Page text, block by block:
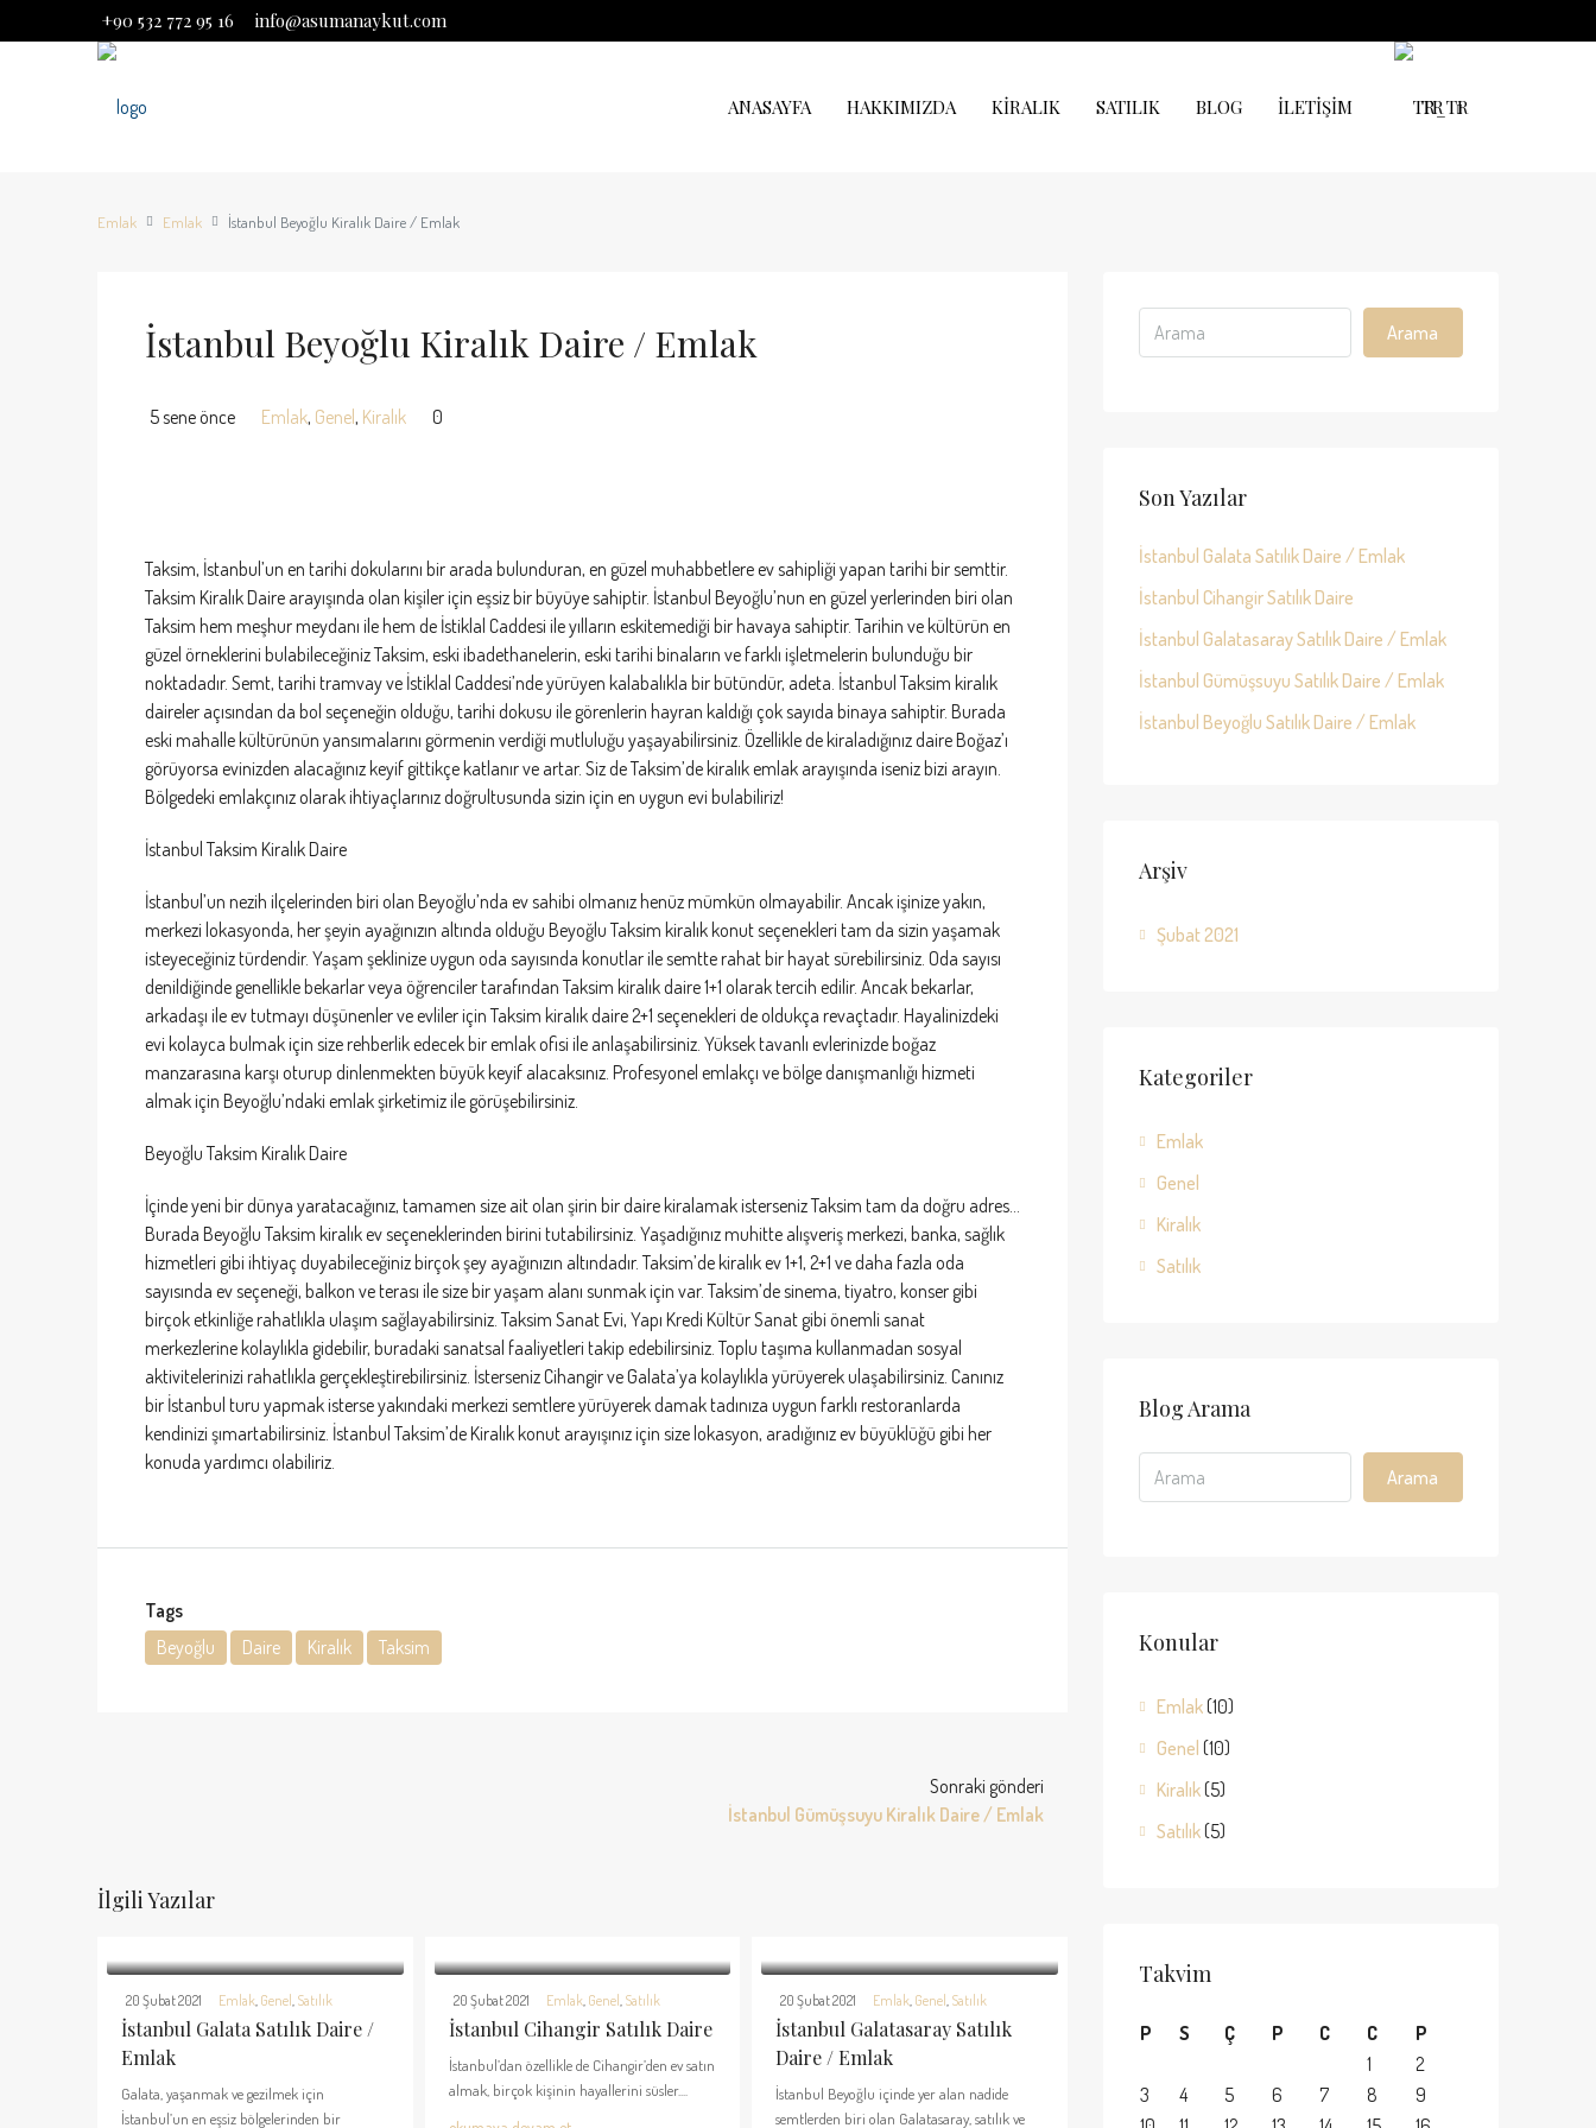
+90 532 772 95 16 info@asumanaykut.com
ANASAYFA HAKKIMIZDA KIRALIK SATILIK BLOG İLETIŞIM TR
Emlak Emlak İstanbul Beyoğlu Kiralık Daire / Emlak
İstanbul Beyoğlu Kiralık Daire / Emlak
5 sene önce Emlak, Genel, Kiralık 0
Taksim, İstanbul’un en tarihi dokularını bir arada bulunduran, en güzel muhabbetlere ev sahipliği yapan tarihi bir semttir.
Taksim Kiralık Daire arayışında olan kişiler için eşsiz bir büyüye sahiptir. İstanbul Beyoğlu’nun en güzel yerlerinden biri olan
Taksim hem meşhur meydanı ile hem de İstiklal Caddesi ile yılların eskitemediği bir havaya sahiptir. Tarihin ve kültürün en
güzel örneklerini bulabileceğiniz Taksim, eski ibadethanelerin, eski tarihi binaların ve farklı işletmelerin bulunduğu bir
noktadadır. Semt, tarihi tramvay ve İstiklal Caddesi’nde yürüyen kalabalıkla bir bütündür, adeta. İstanbul Taksim kiralık
daireler açısından da bol seçeneğin olduğu, tarihi dokusu ile görenlerin hayran kaldığı çok sayıda binaya sahiptir. Burada
eski mahalle kültürünün yansımalarını görmenin verdiği mutluluğu yaşayabilirsiniz. Özellikle de kiraladığınız daire Boğaz’ı
görüyorsa evinizden alacağınız keyif gittikçe katlanır ve artar. Siz de Taksim’de kiralık emlak arayışında iseniz bizi arayın.
Bölgedeki emlakçınız olarak ihtiyaçlarınız doğrultusunda sizin için en uygun evi bulabiliriz!
İstanbul Taksim Kiralık Daire
İstanbul’un nezih ilçelerinden biri olan Beyoğlu’nda ev sahibi olmanız henüz mümkün olmayabilir. Ancak işinize yakın,
merkezi lokasyonda, her şeyin ayağınızın altında olduğu Beyoğlu Taksim kiralık konut seçenekleri tam da sizin yaşamak
isteyeceğiniz türdendir. Yaşam şeklinize uygun oda sayısında konutlar ile semtte rahat bir hayat sürebilirsiniz. Oda sayısı
denildiğinde genellikle bekarlar veya öğrenciler tarafından Taksim kiralık daire 1+1 olarak tercih edilir. Ancak bekarlar,
arkadaşı ile ev tutmayı düşünenler ve evliler için Taksim kiralık daire 2+1 seçenekleri de oldukça revaçtadır. Hayalinizdeki
evi kolayca bulmak için size rehberlik edecek bir emlak ofisi ile anlaşabilirsiniz. Yüksek tavanlı evlerinizde boğaz
manzarasına karşı oturup dinlenmekten büyük keyif alacaksınız. Profesyonel emlakçı ve bölge danışmanlığı hizmeti
almak için Beyoğlu’ndaki emlak şirketimiz ile görüşebilirsiniz.
Beyoğlu Taksim Kiralık Daire
İçinde yeni bir dünya yaratacağınız, tamamen size ait olan şirin bir daire kiralamak isterseniz Taksim tam da doğru adres…
Burada Beyoğlu Taksim kiralık ev seçeneklerinden birini tutabilirsiniz. Yaşadığınız muhitte alışveriş merkezi, banka, sağlık
hizmetleri gibi ihtiyaç duyabileceğiniz birçok şey ayağınızın altındadır. Taksim’de kiralık ev 1+1, 2+1 ve daha fazla oda
sayısında ev seçeneği, balkon ve terası ile size bir yaşam alanı sunmak için var. Taksim’de sinema, tiyatro, konser gibi
birçok etkinliğe rahatlıkla ulaşım sağlayabilirsiniz. Taksim Sanat Evi, Yapı Kredi Kültür Sanat gibi önemli sanat
merkezlerine kolaylıkla gidebilir, buradaki sanatsal faaliyetleri takip edebilirsiniz. Toplu taşıma kullanmadan sosyal
aktivitelerinizi rahatlıkla gerçekleştirebilirsiniz. İsterseniz Cihangir ve Galata’ya kolaylıkla yürüyerek ulaşabilirsiniz. Canınız
bir İstanbul turu yapmak isterse yakındaki merkezi semtlere yürüyerek damak tadınıza uygun farklı restoranlarda
kendinizi şımartabilirsiniz. İstanbul Taksim’de Kiralık konut arayışınız için size lokasyon, aradığınız ev büyüklüğü gibi her
konuda yardımcı olabiliriz.
Tags
Beyoğlu
Daire Kiralık Taksim
Sonraki gönderi
İstanbul Gümüşsuyu Kiralık Daire / Emlak
İlgili Yazılar
20 Şubat 2021 Emlak, Genel , Satılık
İstanbul Galata Satılık Daire /
Emlak
Galata, yaşanmak ve gezilmek için
İstanbul’un en eşsiz bölgelerinden bir
20 Şubat 2021 Emlak, Genel , Satılık
İstanbul Cihangir Satılık Daire
İstanbul’dan özellikle de Cihangir’den ev satın
almak, birçok kişinin hayallerini süsler....
20 Şubat 2021 Emlak, Genel, Satılık
İstanbul Galatasaray Satılık
Daire / Emlak
İstanbul Beyoğlu içinde yer alan nadide
semtlerden biri olan Galatasaray, satılık ve
Arama
Son Yazılar
İstanbul Galata Satılık Daire / Emlak
İstanbul Cihangir Satılık Daire
İstanbul Galatasaray Satılık Daire / Emlak
İstanbul Gümüşsuyu Satılık Daire / Emlak
İstanbul Beyoğlu Satılık Daire / Emlak
Arşiv
Şubat 2021
Kategoriler
Emlak
Genel
Kiralık
Satılık
Blog Arama
Arama
Konular
Emlak(10)
Genel (10)
Kiralık(5)
Satılık(5)
Takvim
P S Ç P C C
P
1
2
3
4 5 6 7 8
9